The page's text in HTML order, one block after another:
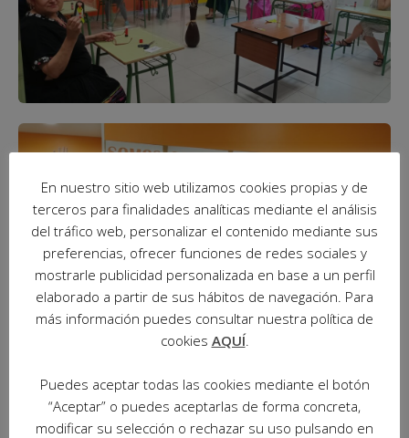
En nuestro sitio web utilizamos cookies propias y de
terceros para finalidades analíticas mediante el análisis
del tráfico web, personalizar el contenido mediante sus
preferencias, ofrecer funciones de redes sociales y
mostrarle publicidad personalizada en base a un perfil
elaborado a partir de sus hábitos de navegación. Para
más información puedes consultar nuestra política de
cookies AQUÍ.
Puedes aceptar todas las cookies mediante el botón
“Aceptar” o puedes aceptarlas de forma concreta,
modificar su selección o rechazar su uso pulsando en